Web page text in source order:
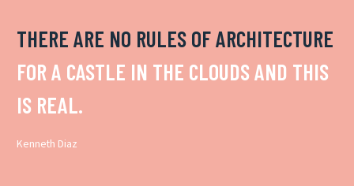
THERE ARE NO RULES OF ARCHITECTURE
FOR A CASTLE IN THE CLOUDS AND THIS
IS REAL.
Kenneth Diaz